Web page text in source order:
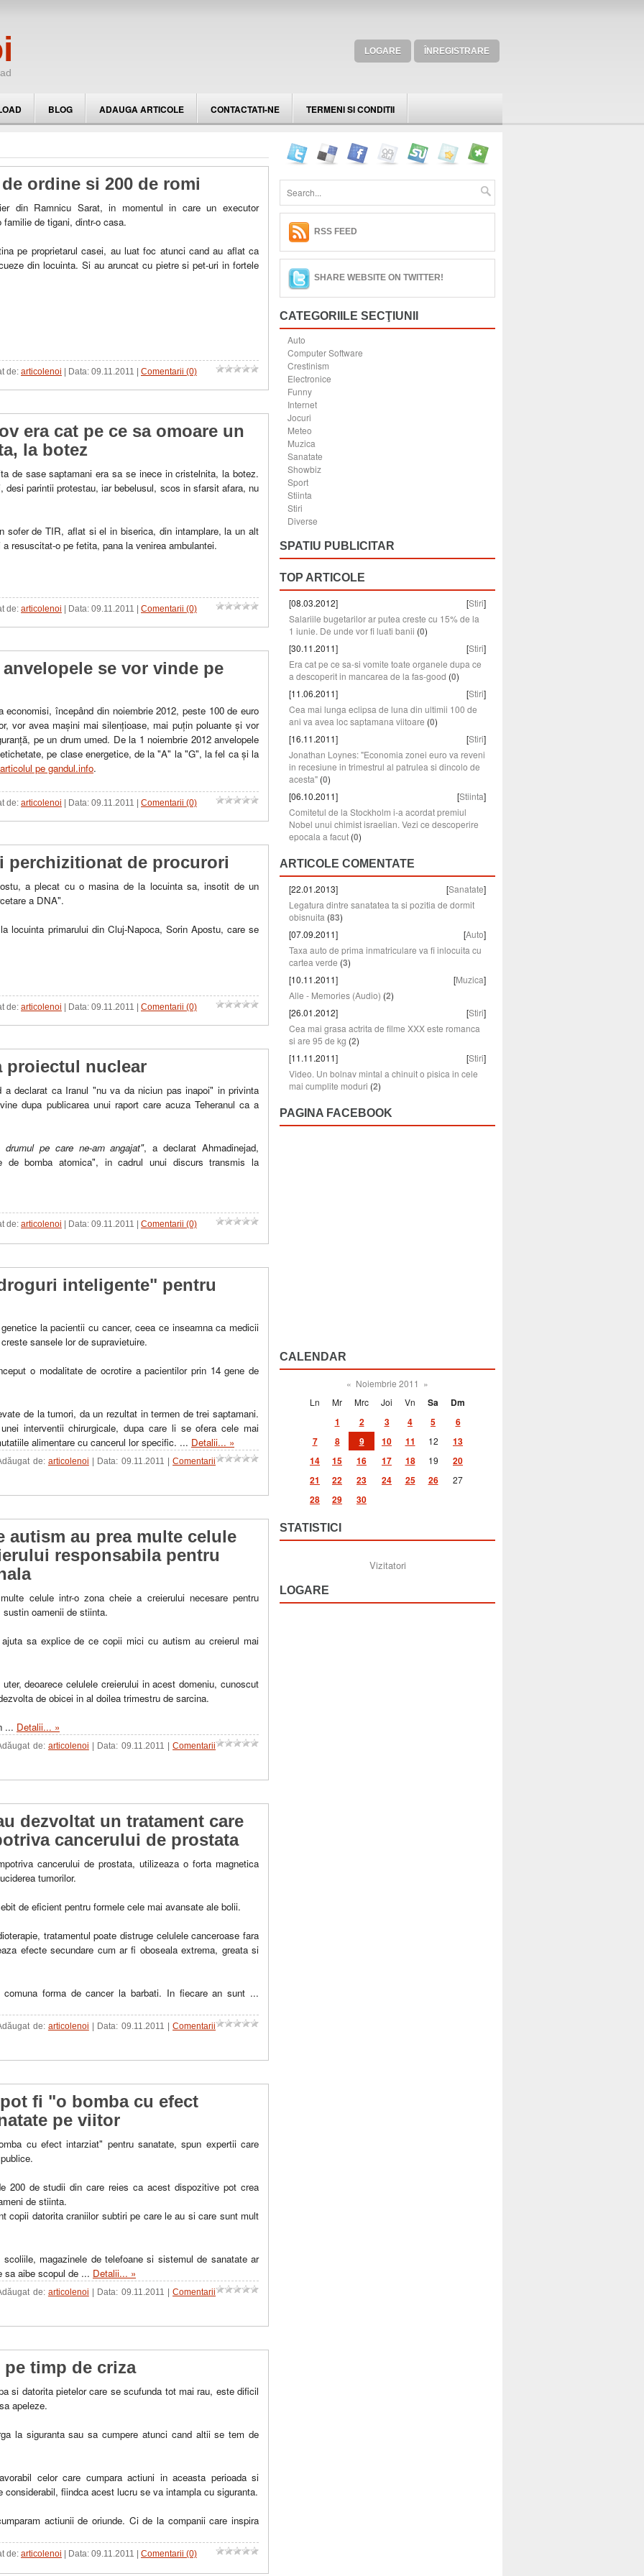
LOGARE ÎNREGISTRARE
BLOG ADAUGA ARTICOLE CONTACTATI-NE TERMENI SI CONDITII
ordine si 200 de romi
din Ramnicu Sarat, in momentul in care un executor
de tigani, dintr-o casa.
pe proprietarul casei, au luat foc atunci cand au aflat ca
din locuinta. Si au aruncat cu pietre si pet-uri in fortele
de: articolenoi | Data: 09.11.2011 Comentarii (0)
era cat pe ce sa omoare un
la botez
de sase saptamani era sa se inece in cristelnita, la botez.
desi parintii protestau, iar bebelusul, scos in sfarsit afara, nu
sofer de TIR, aflat si el in biserica, din intamplare, la un alt
resuscitat-o pe fetita, pana la venirea ambulantei.
de: articolenoi | Data: 09.11.2011 Comentarii (0)
se vor vinde pe
economisi, începând din noiembrie 2012, peste 100 de euro
vor avea maşini mai silenţioase, mai puţin poluante şi vor
pe un drum umed. De la 1 noiembrie 2012 anvelopele
pe clase energetice, de la "A" la "G", la fel ca şi la
pe gandul.info.
de: articolenoi | Data: 09.11.2011 Comentarii (0)
perchizitionat de procurori
a plecat cu o masina de la locuinta sa, insotit de un
a DNA".
locuinta primarului din Cluj-Napoca, Sorin Apostu, care se
de: articolenoi | Data: 09.11.2011 Comentarii (0)
proiectul nuclear
a declarat ca Iranul "nu va da niciun pas inapoi" in privinta
dupa publicarea unui raport care acuza Teheranul ca a
pe care ne-am angajat", a declarat Ahmadinejad,
de bomba atomica", in cadrul unui discurs transmis la
de: articolenoi | Data: 09.11.2011 Comentarii (0)
inteligente" pentru
la pacientii cu cancer, ceea ce inseamna ca medicii
sansele lor de supravietuire.
o modalitate de ocrotire a pacientilor prin 14 gene de
de la tumori, da un rezultat in termen de trei saptamani.
interventii chirurgicale, dupa care li se ofera cele mai
alimentare cu cancerul lor specific. ... Detalii... »
de: articolenoi | Data: 09.11.2011 |Comentarii
autism au prea multe celule
responsabila pentru
celule intr-o zona cheie a creierului necesare pentru
oamenii de stiinta.
sa explice de ce copii mici cu autism au creierul mai
deoarece celulele creierului in acest domeniu, cunoscut
de obicei in al doilea trimestru de sarcina.
... Detalii... »
de: articolenoi | Data: 09.11.2011 |Comentarii
dezvoltat un tratament care
cancerului de prostata
cancerului de prostata, utilizeaza o forta magnetica
tumorilor.
de eficient pentru formele cele mai avansate ale bolii.
tratamentul poate distruge celulele canceroase fara
efecte secundare cum ar fi oboseala extrema, greata si
forma de cancer la barbati. In fiecare an sunt ...
de: articolenoi | Data: 09.11.2011 |Comentarii
fi "o bomba cu efect
pe viitor
cu efect intarziat" pentru sanatate, spun expertii care
200 de studii din care reies ca acest dispozitive pot crea
de stiinta.
copii datorita craniilor subtiri pe care le au si care sunt mult
magazinele de telefoane si sistemul de sanatate ar
sa aibe scopul de ... Detalii... »
de: articolenoi | Data: 09.11.2011 |Comentarii
timp de criza
si datorita pietelor care se scufunda tot mai rau, este dificil
apeleze.
la siguranta sau sa cumpere atunci cand altii se tem de
celor care cumpara actiuni in aceasta perioada si
fiindca acest lucru se va intampla cu siguranta.
actiunii de oriunde. Ci de la companii care inspira
de: articolenoi | Data: 09.11.2011 Comentarii (0)
RSS FEED
SHARE WEBSITE ON TWITTER!
CATEGORIILE SECŢIUNII
Auto
Computer Software
Crestinism
Electronice
Funny
Internet
Jocuri
Meteo
Muzica
Sanatate
Showbiz
Sport
Stiinta
Stiri
Diverse
SPATIU PUBLICITAR
TOP ARTICOLE
[08.03.2012] [Stiri]
Salariile bugetarilor ar putea creste cu 15% de la
1 iunie. De unde vor fi luati banii (0)
[30.11.2011]
[Stiri]
Era cat pe ce sa-si vomite toate organele dupa ce
a descoperit in mancarea de la fas-good (0)
[11.06.2011]
[Stiri]
Cea mai lunga eclipsa de luna din ultimii 100 de
ani va avea loc saptamana viitoare (0)
[16.11.2011]
[Stiri]
Jonathan Loynes: "Economia zonei euro va reveni
in recesiune in trimestrul al patrulea si dincolo de
acesta" (0)
[06.10.2011]
[Stiinta]
Comitetul de la Stockholm i-a acordat premiul
Nobel unui chimist israelian. Vezi ce descoperire
epocala a facut (0)
ARTICOLE COMENTATE
[22.01.2013] [Sanatate]
Legatura dintre sanatatea ta si pozitia de dormit
obisnuita (83)
[07.09.2011]
[Auto]
Taxa auto de prima inmatriculare va fi inlocuita cu
cartea verde (3)
[10.11.2011]
[Muzica]
Alle - Memories (Audio) (2)
[26.01.2012]
[Stiri]
Cea mai grasa actrita de filme XXX este romanca
si are 95 de kg (2)
[11.11.2011]
[Stiri]
Video. Un bolnav mintal a chinuit o pisica in cele
mai cumplite moduri (2)
PAGINA FACEBOOK
CALENDAR
« Noiembrie 2011 »
Ln
Mr Mrc Joi Vn Sa
Dm
1
2 3 4 5
6
7
8 9 10 11 12
13
14
15 16 17 18 19
20
21
22 23 24 25 26 27
28 29 30
STATISTICI
Vizitatori
LOGARE